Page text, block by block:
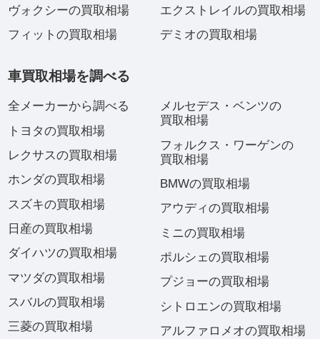
ヴォクシーの買取相場
フィットの買取相場
エクストレイルの買取相場
デミオの買取相場
車買取相場を調べる
全メーカーから調べる
トヨタの買取相場
レクサスの買取相場
ホンダの買取相場
スズキの買取相場
日産の買取相場
ダイハツの買取相場
マツダの買取相場
スバルの買取相場
三菱の買取相場
メルセデス・ベンツの
買取相場
フォルクス・ワーゲンの
買取相場
BMWの買取相場
アウディの買取相場
ミニの買取相場
ポルシェの買取相場
プジョーの買取相場
シトロエンの買取相場
アルファロメオの買取相場